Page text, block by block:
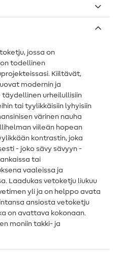
jossa on
todellinen
Kiiltävät,
modernin ja
täydellinen urheilullisiin
tai tyylikkäisiin lyhyisiin
värinen nauha
viileän hopean
kontrastin, joka
- joko sävy sävyyn -
tai
vaaleissa ja
Laadukas vetoketju liukuu
yli ja on helppo avata
ansiosta vetoketju
on avattava kokonaan.
moniin takki- ja